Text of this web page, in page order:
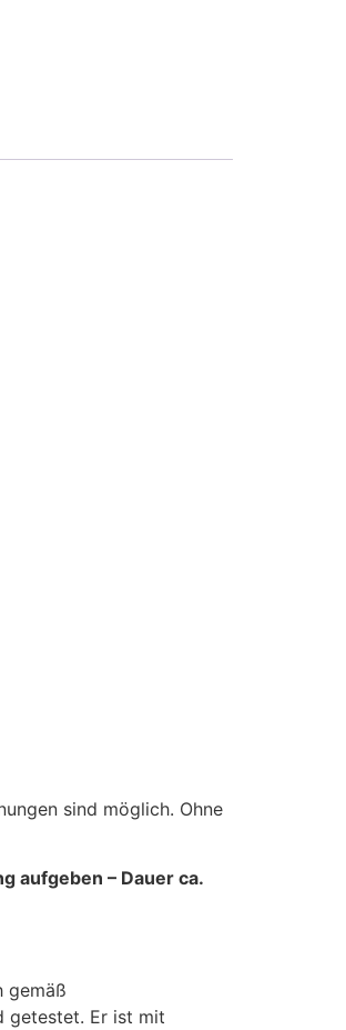
sind möglich. Ohne
aufgeben – Dauer ca.
gemäß
getestet. Er ist mit